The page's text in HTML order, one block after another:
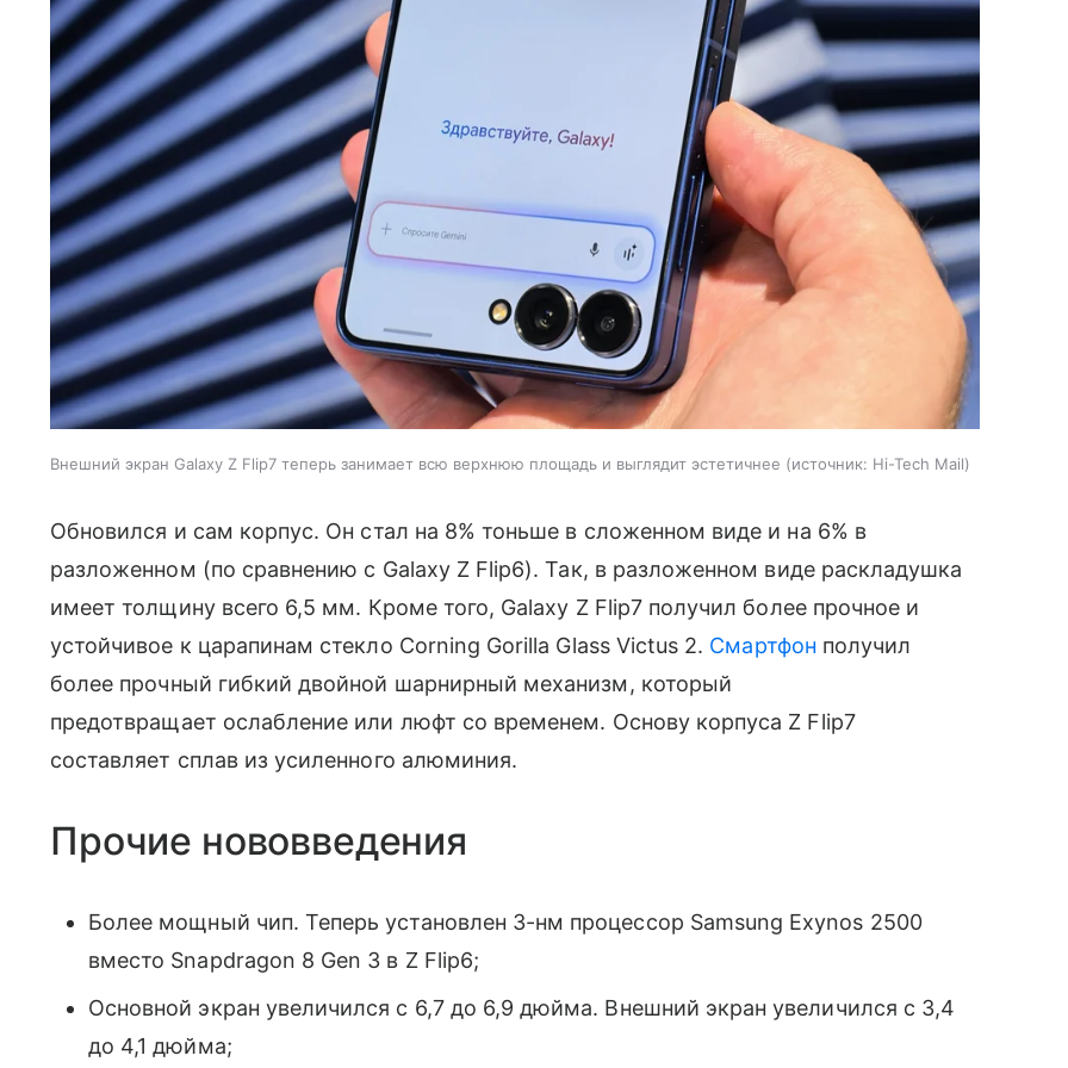
Внешний экран Galaxy Z Flip7 теперь занимает всю верхнюю площадь и выглядит эстетичнее источник: Hi-Tech Mail
Обновился и сам корпус. Он стал на 8% тоньше в сложенном виде и на 6% в
разложенном (по сравнению с Galaxy Z Flip6). Так, в разложенном виде раскладушка
имеет толщину всего 6,5 мм. Кроме того, Galaxy Z Flip7 получил более прочное и
устойчивое к царапинам стекло Corning Gorilla Glass Victus 2. Смартфон получил
более прочный гибкий двойной шарнирный механизм, который
предотвращает ослабление или люфт со временем. Основу корпуса Z Flip7
составляет сплав из усиленного алюминия.
Прочие нововведения
Более мощный чип. Теперь установлен 3-нм процессор Samsung Exynos 2500
вместо Snapdragon 8 Gen 3 в Z Flip6;
Основной экран увеличился с 6,7 до 6,9 дюйма. Внешний экран увеличился с 3,4
до 4,1 дюйма;